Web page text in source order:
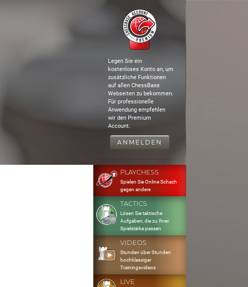
Legen Sie ein
kostenloses Konto an, um
zusätzliche Funktionen
auf allen ChessBase
Webseiten zu bekommen.
Für professionelle
Anwendung empfehlen
wir den Premium
Account.
ANMELDEN
PLAYCHESS
Spielen Sie Online Schach
gegen andere
TACTICS
Lösen Sie taktische
Aufgaben, die zu Ihrer
Spielstärke passen
VIDEOS
Stunden über Stunden
hochklassiger
Trainingsvideos
LIVE